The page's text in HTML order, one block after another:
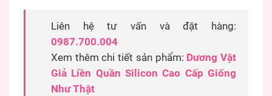
Liên hệ tư vấn và đặt hàng:
0987.700.004
Xem thêm chi tiết sản phẩm: Dương Vật
Giả Liền Quần Silicon Cao Cấp Giống
Như Thật